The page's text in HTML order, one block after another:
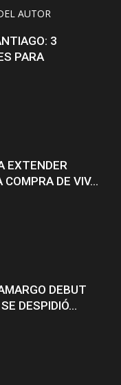
AUTOR
3
PARA
EXTENDER
DE VIV...
DEBUT
DESPIDIÓ...